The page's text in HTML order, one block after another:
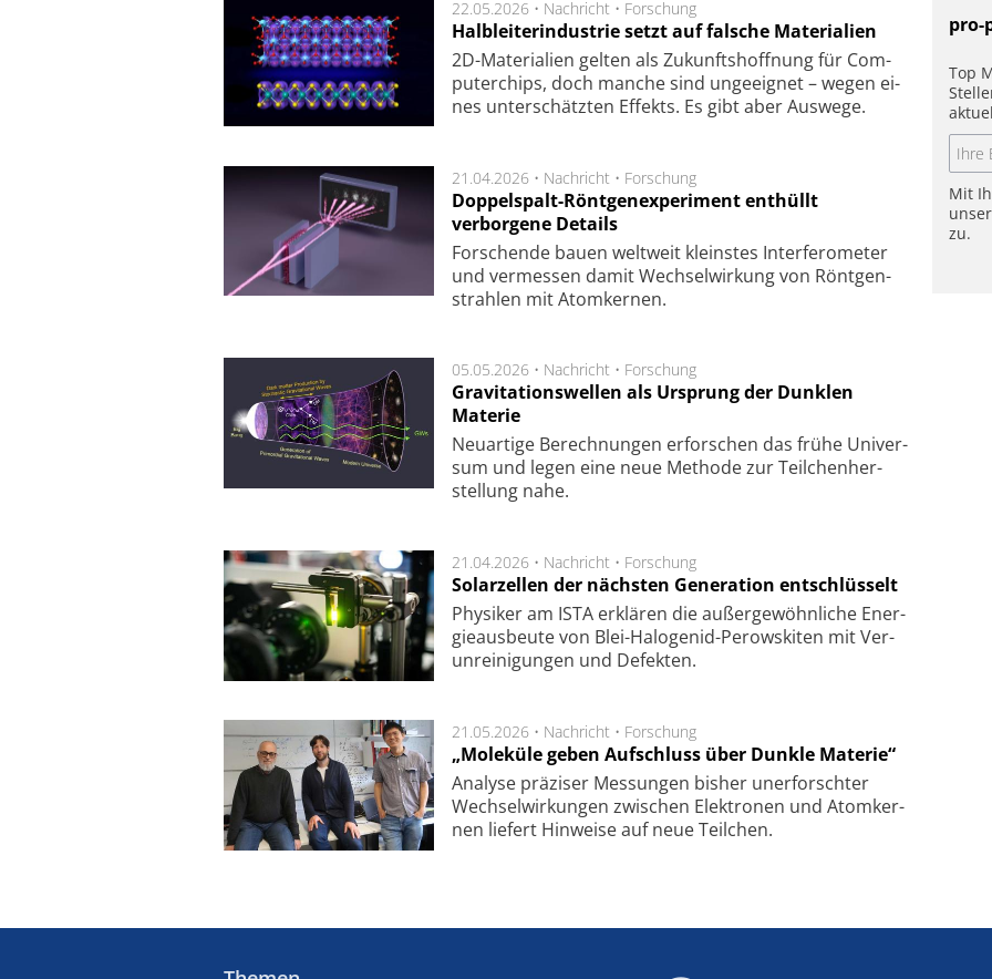
22.05.2026 • Nachricht • Forschung
Halbleiterindustrie setzt auf falsche Materialien
2D-Mate­ri­a­li­en gel­ten als Zu­kunfts­hoff­nung für Com­
pu­ter­chips, doch man­che sind un­ge­eig­net – we­gen ei­
nes un­ter­schätz­ten Ef­fekts. Es gibt aber Aus­we­ge.
21.04.2026 • Nachricht • Forschung
Doppelspalt-Röntgenexperiment enthüllt
verborgene Details
For­schen­de bau­en welt­weit kleins­tes In­ter­fe­ro­me­ter
und ver­mes­sen da­mit Wech­sel­wir­kung von Rönt­gen­
strah­len mit Atom­ker­nen.
05.05.2026 • Nachricht • Forschung
Gravitationswellen als Ursprung der Dunklen
Materie
Neu­artige Be­rech­nung­en er­for­schen das frü­he Uni­ver­
sum und legen eine neue Me­tho­de zur Teil­chen­her­
stel­lung nahe.
21.04.2026 • Nachricht • Forschung
Solarzellen der nächsten Generation entschlüsselt
Physiker am ISTA er­klä­ren die außer­ge­wöhn­li­che Ener­
gie­aus­beu­te von Blei-Halo­ge­nid-Perows­ki­ten mit Ver­
unrei­ni­gung­en und De­fek­ten.
21.05.2026 • Nachricht • Forschung
„Moleküle geben Aufschluss über Dunkle Materie“
Analyse prä­zi­ser Mes­sung­en bis­her un­er­for­schter
Wech­sel­wir­kung­en zwi­schen Elek­tro­nen und Atom­ker­
nen lie­fert Hin­wei­se auf neue Teil­chen.
pro-
Top
Mit
zu.